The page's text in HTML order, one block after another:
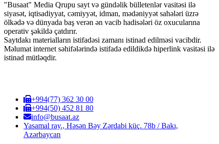
"Busaat" Media Qrupu sayt və gündəlik bülletenlər vasitəsi ilə
siyasət, iqtisadiyyat, cəmiyyət, idman, mədəniyyət sahələri üzrə
ölkədə və dünyada baş verən ən vacib hadisələri öz oxucularına
operativ şəkildə çatdırır.
Saytdakı materialların istifadəsi zamanı istinad edilməsi vacibdir.
Məlumat internet səhifələrində istifadə edildikdə hiperlink vasitəsi ilə
istinad mütləqdir.
+994(77) 362 30 00
+994(50) 452 81 80
info@busaat.az
Yasamal ray., Həsən Bəy Zərdabi küç. 78b / Bakı,
Azərbaycan